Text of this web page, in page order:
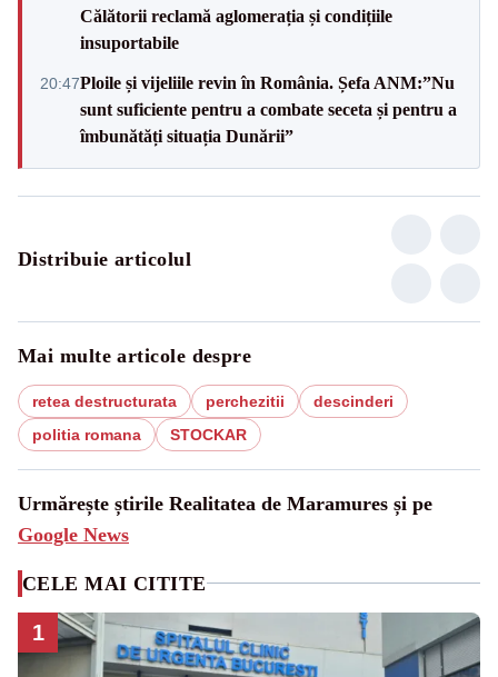
Călătorii reclamă aglomerația și condițiile
insuportabile
20:47Ploile și vijeliile revin în România. Șefa ANM:”Nu
sunt suficiente pentru a combate seceta și pentru a
îmbunătăți situația Dunării”
Distribuie articolul
Mai multe articole despre
retea destructurata perchezitii
descinderi
politia romana
STOCKAR
Urmărește știrile Realitatea de Maramures și pe
Google News
CELE MAI CITITE
1